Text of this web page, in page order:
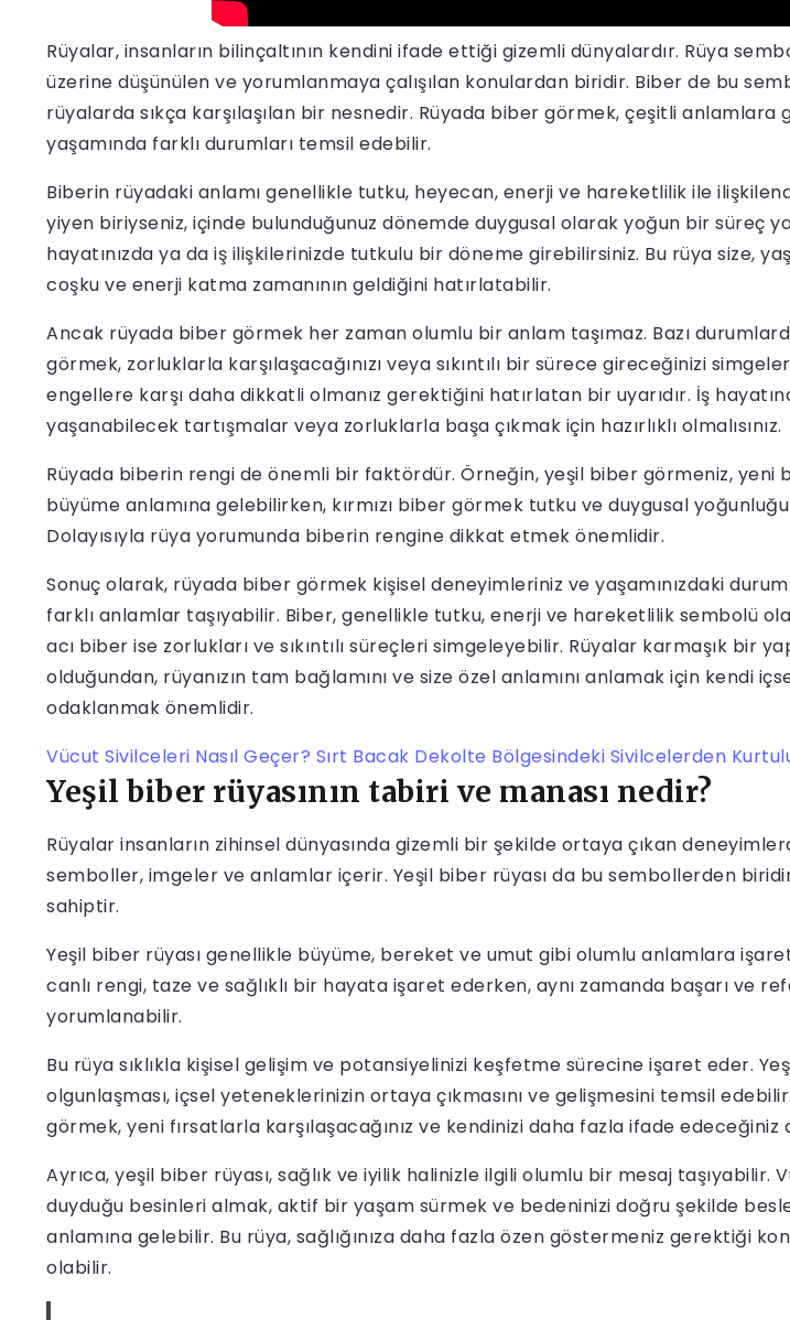
Rüyalar, insanların bilinçaltının kendini ifade ettiği gizemli dünyalardır. Rüya
üzerine düşünülen ve yorumlanmaya çalışılan konulardan biridir. Biber de bu
rüyalarda sıkça karşılaşılan bir nesnedir. Rüyada biber görmek, çeşitli anlamlara
yaşamında farklı durumları temsil edebilir.
Biberin rüyadaki anlamı genellikle tutku, heyecan, enerji ve hareketlilik ile
yiyen biriyseniz, içinde bulunduğunuz dönemde duygusal olarak yoğun bir süreç
hayatınızda ya da iş ilişkilerinizde tutkulu bir döneme girebilirsiniz. Bu rüya size,
coşku ve enerji katma zamanının geldiğini hatırlatabilir.
Ancak rüyada biber görmek her zaman olumlu bir anlam taşımaz. Bazı
görmek, zorluklarla karşılaşacağınızı veya sıkıntılı bir sürece gireceğinizi
engellere karşı daha dikkatli olmanız gerektiğini hatırlatan bir uyarıdır. İş
yaşanabilecek tartışmalar veya zorluklarla başa çıkmak için hazırlıklı olmalısınız.
Rüyada biberin rengi de önemli bir faktördür. Örneğin, yeşil biber görmeniz, yeni
büyüme anlamına gelebilirken, kırmızı biber görmek tutku ve duygusal
Dolayısıyla rüya yorumunda biberin rengine dikkat etmek önemlidir.
Sonuç olarak, rüyada biber görmek kişisel deneyimleriniz ve yaşamınızdaki
farklı anlamlar taşıyabilir. Biber, genellikle tutku, enerji ve hareketlilik sembolü
acı biber ise zorlukları ve sıkıntılı süreçleri simgeleyebilir. Rüyalar karmaşık bir
olduğundan, rüyanızın tam bağlamını ve size özel anlamını anlamak için kendi
odaklanmak önemlidir.
Vücut Sivilceleri Nasıl Geçer? Sırt Bacak Dekolte Bölgesindeki Sivilcelerden
Yeşil biber rüyasının tabiri ve manası nedir?
Rüyalar insanların zihinsel dünyasında gizemli bir şekilde ortaya çıkan
semboller, imgeler ve anlamlar içerir. Yeşil biber rüyası da bu sembollerden
sahiptir.
Yeşil biber rüyası genellikle büyüme, bereket ve umut gibi olumlu anlamlara
canlı rengi, taze ve sağlıklı bir hayata işaret ederken, aynı zamanda başarı ve
yorumlanabilir.
Bu rüya sıklıkla kişisel gelişim ve potansiyelinizi keşfetme sürecine işaret eder.
olgunlaşması, içsel yeteneklerinizin ortaya çıkmasını ve gelişmesini temsil
görmek, yeni fırsatlarla karşılaşacağınız ve kendinizi daha fazla ifade edeceğiniz
Ayrıca, yeşil biber rüyası, sağlık ve iyilik halinizle ilgili olumlu bir mesaj taşıyabilir.
duyduğu besinleri almak, aktif bir yaşam sürmek ve bedeninizi doğru şekilde
anlamına gelebilir. Bu rüya, sağlığınıza daha fazla özen göstermeniz gerektiği
olabilir.